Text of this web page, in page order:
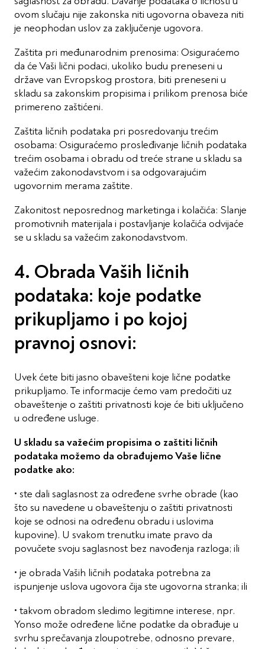
ovom slučaju nije zakonska niti ugovorna obaveza niti
je neophodan uslov za zaključenje ugovora.
Zaštita pri međunarodnim prenosima: Osiguraćemo
da će Vaši lični podaci, ukoliko budu preneseni u
države van Evropskog prostora, biti preneseni u
skladu sa zakonskim propisima i prilikom prenosa biće
primereno zaštićeni.
Zaštita ličnih podataka pri posredovanju trećim
osobama: Osiguraćemo prosleđivanje ličnih podataka
trećim osobama i obradu od treće strane u skladu sa
važećim zakonodavstvom i sa odgovarajućim
ugovornim merama zaštite.
Zakonitost neposrednog marketinga i kolačića: Slanje
promotivnih materijala i postavljanje kolačića odvijaće
se u skladu sa važećim zakonodavstvom.
4. Obrada Vaših ličnih
podataka: koje podatke
prikupljamo i po kojoj
pravnoj osnovi:
Uvek ćete biti jasno obavešteni koje lične podatke
prikupljamo. Te informacije ćemo vam predočiti uz
obaveštenje o zaštiti privatnosti koje će biti uključeno
u određene usluge.
U skladu sa važećim propisima o zaštiti ličnih
podataka možemo da obrađujemo Vaše lične
podatke ako:
• ste dali saglasnost za određene svrhe obrade (kao
što su navedene u obaveštenju o zaštiti privatnosti
koje se odnosi na određenu obradu i uslovima
kupovine). U svakom trenutku imate pravo da
povučete svoju saglasnost bez navođenja razloga; ili
• je obrada Vaših ličnih podataka potrebna za
ispunjenje uslova ugovora čija ste ugovorna stranka; ili
• takvom obradom sledimo legitimne interese, npr.
Yonso može određene lične podatke da obrađuje u
svrhu sprečavanja zloupotrebe, odnosno prevare,